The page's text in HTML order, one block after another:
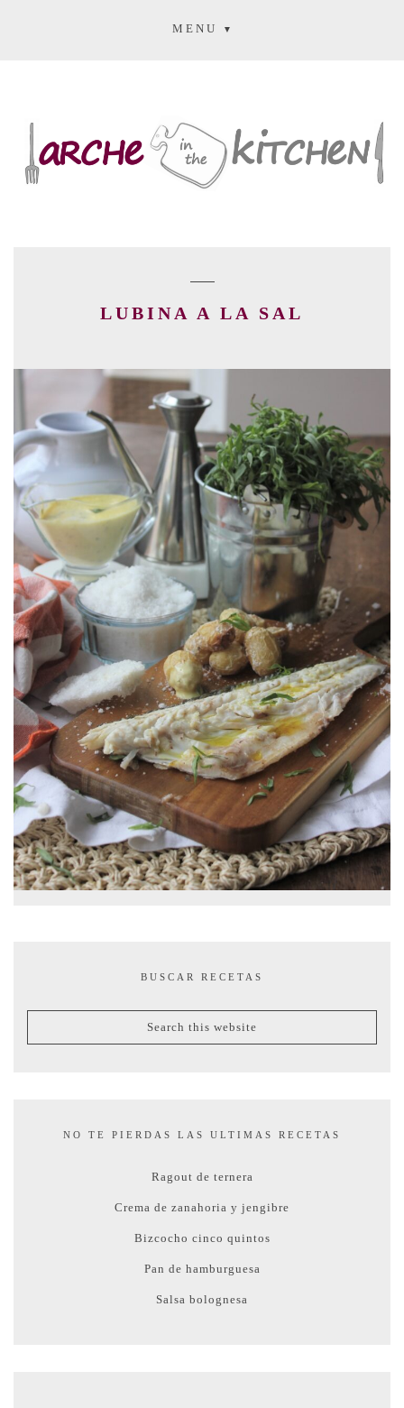
MENU
LUBINA A LA SAL
BUSCAR RECETAS
NO TE PIERDAS LAS ULTIMAS RECETAS
Ragout de ternera
Crema de zanahoria y jengibre
Bizcocho cinco quintos
Pan de hamburguesa
Salsa bolognesa